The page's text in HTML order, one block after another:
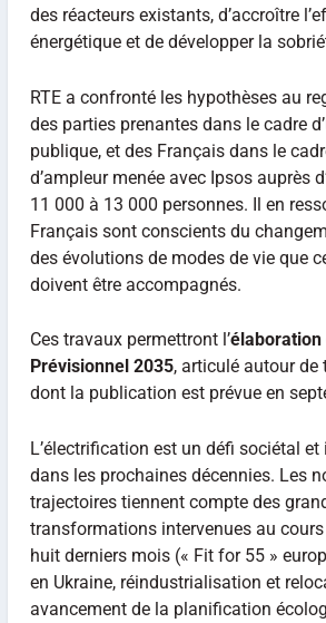
des réacteurs existants, d’accroître
énergétique et de développer la
RTE a confronté les hypothèses au
des parties prenantes dans le cadre
publique, et des Français dans le
d’ampleur menée avec Ipsos auprès
11 000 à 13 000 personnes. Il en
Français sont conscients du
des évolutions de modes de vie que
doivent être accompagnés.
Ces travaux permettront l’élaboration
Prévisionnel 2035, articulé autour de
dont la publication est prévue en
L’électrification est un défi sociétal
dans les prochaines décennies. Les
trajectoires tiennent compte des
transformations intervenues au cours
huit derniers mois (« Fit for 55 »
en Ukraine, réindustrialisation et
avancement de la planification